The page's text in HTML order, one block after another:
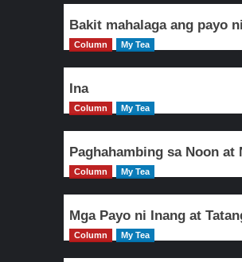
Bakit mahalaga ang payo
Column My Tea
Ina
Column My Tea
Paghahambing sa Noon at
Column My Tea
Mga Payo ni Inang at
Column My Tea